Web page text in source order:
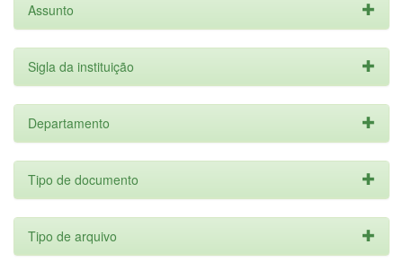
Assunto
Sigla da instituição
Departamento
Tipo de documento
Tipo de arquivo